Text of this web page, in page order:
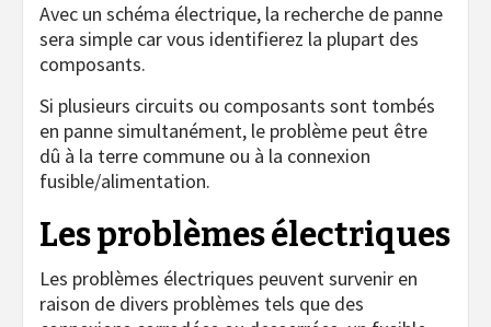
Avec un schéma électrique, la recherche de panne
sera simple car vous identifierez la plupart des
composants.
Si plusieurs circuits ou composants sont tombés
en panne simultanément, le problème peut être
dû à la terre commune ou à la connexion
fusible/alimentation.
Les problèmes électriques
Les problèmes électriques peuvent survenir en
raison de divers problèmes tels que des